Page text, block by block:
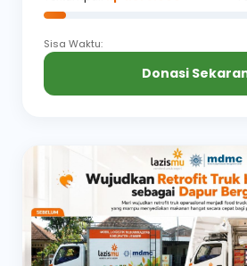
Sisa Waktu:
Donasi